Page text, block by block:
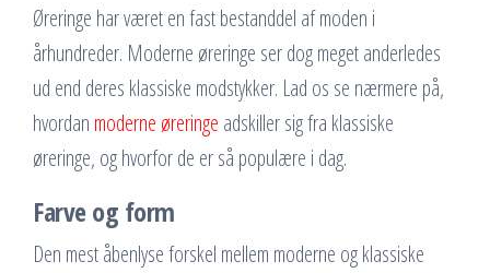
Øreringe har været en fast bestanddel af moden i
århundreder. Moderne øreringe ser dog meget anderledes
ud end deres klassiske modstykker. Lad os se nærmere på,
hvordan moderne øreringe adskiller sig fra klassiske
øreringe, og hvorfor de er så populære i dag.
Farve og form
Den mest åbenlyse forskel mellem moderne og klassiske